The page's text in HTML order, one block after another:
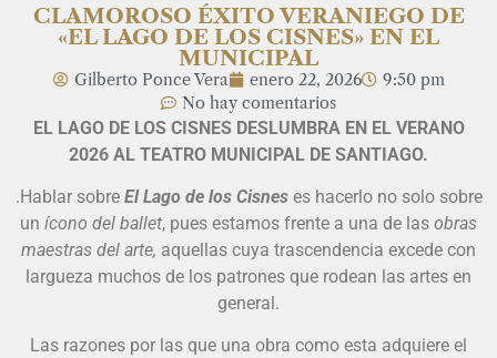
CLAMOROSO ÉXITO VERANIEGO DE
«EL LAGO DE LOS CISNES» EN EL
MUNICIPAL
Gilberto Ponce Vera enero 22, 2026
9:50 pm
No hay comentarios
EL LAGO DE LOS CISNES DESLUMBRA EN EL VERANO
2026 AL TEATRO MUNICIPAL DE SANTIAGO.
.Hablar sobreEl Lago de los Cisneses hacerlo no solo sobre
un ícono del ballet, pues estamos frente a una de las obras
maestras del arte, aquellas cuya trascendencia excede con
largueza muchos de los patrones que rodean las artes en
general.
Las razones por las que una obra como esta adquiere el